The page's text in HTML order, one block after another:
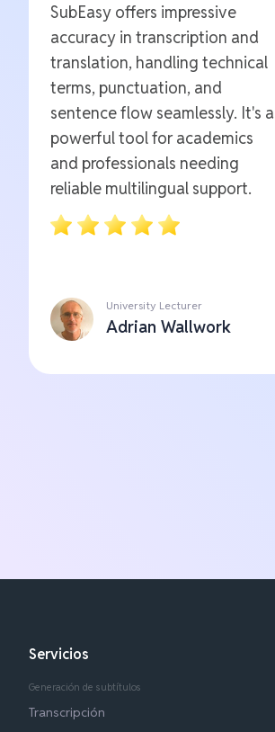
SubEasy offers impressive
accuracy in transcription and
translation, handling technical
terms, punctuation, and
sentence flow seamlessly. It's a
powerful tool for academics
and professionals needing
reliable multilingual support.
University Lecturer
Adrian Wallwork
Servicios
Generación de subtítulos
Transcripción